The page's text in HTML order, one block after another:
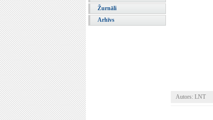
Žurnāli
Arhīvs
Autors: LNT